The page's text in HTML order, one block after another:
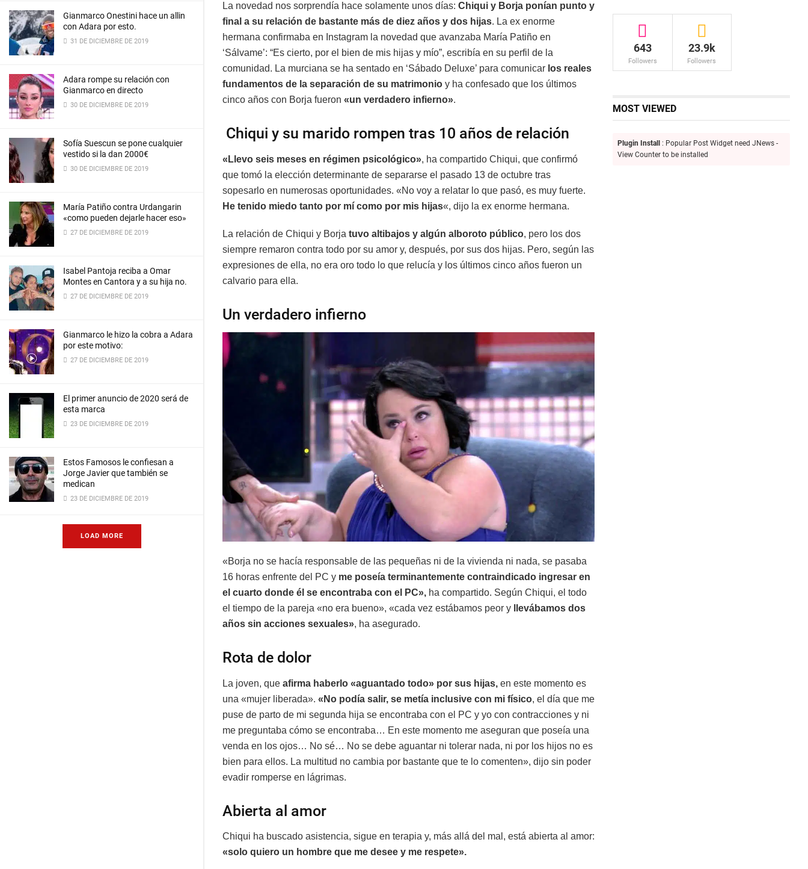
Gianmarco Onestini hace un allin
con Adara por esto.
31 DE DICIEMBRE DE 2019
Adara rompe su relación con
Gianmarco en directo
30 DE DICIEMBRE DE 2019
Sofía Suescun se pone cualquier
vestido si la dan 2000€
30 DE DICIEMBRE DE 2019
María Patiño contra Urdangarin
«como pueden dejarle hacer eso»
27 DE DICIEMBRE DE 2019
Isabel Pantoja reciba a Omar
Montes en Cantora y a su hija no.
27 DE DICIEMBRE DE 2019
Gianmarco le hizo la cobra a Adara
por este motivo:
27 DE DICIEMBRE DE 2019
El primer anuncio de 2020 será de
esta marca
23 DE DICIEMBRE DE 2019
Estos Famosos le confiesan a
Jorge Javier que también se
medican
23 DE DICIEMBRE DE 2019
LOAD MORE
La novedad nos sorprendía hace solamente unos días: Chiqui y Borja ponían punto y
final a su relación de bastante más de diez años y dos hijas. La ex enorme
hermana confirmaba en Instagram la novedad que avanzaba María Patiño en
‘Sálvame’: “Es cierto, por el bien de mis hijas y mío”, escribía en su perfil de la
comunidad. La murciana se ha sentado en ‘Sábado Deluxe’ para comunicar los reales
fundamentos de la separación de su matrimonio y ha confesado que los últimos
cinco años con Borja fueron «un verdadero infierno».
Chiqui y su marido rompen tras 10 años de relación
«Llevo seis meses en régimen psicológico», ha compartido Chiqui, que confirmó
que tomó la elección determinante de separarse el pasado 13 de octubre tras
sopesarlo en numerosas oportunidades. «No voy a relatar lo que pasó, es muy fuerte.
He tenido miedo tanto por mí como por mis hijas«, dijo la ex enorme hermana.
La relación de Chiqui y Borja tuvo altibajos y algún alboroto público, pero los dos
siempre remaron contra todo por su amor y, después, por sus dos hijas. Pero, según las
expresiones de ella, no era oro todo lo que relucía y los últimos cinco años fueron un
calvario para ella.
Un verdadero infierno
«Borja no se hacía responsable de las pequeñas ni de la vivienda ni nada, se pasaba
16 horas enfrente del PC y me poseía terminantemente contraindicado ingresar en
el cuarto donde él se encontraba con el PC», ha compartido. Según Chiqui, el todo
el tiempo de la pareja «no era bueno», «cada vez estábamos peor y llevábamos dos
años sin acciones sexuales», ha asegurado.
Rota de dolor
La joven, que afirma haberlo «aguantado todo» por sus hijas, en este momento es
una «mujer liberada». «No podía salir, se metía inclusive con mi físico, el día que me
puse de parto de mi segunda hija se encontraba con el PC y yo con contracciones y ni
me preguntaba cómo se encontraba… En este momento me aseguran que poseía una
venda en los ojos… No sé… No se debe aguantar ni tolerar nada, ni por los hijos no es
bien para ellos. La multitud no cambia por bastante que te lo comenten», dijo sin poder
evadir romperse en lágrimas.
Abierta al amor
Chiqui ha buscado asistencia, sigue en terapia y, más allá del mal, está abierta al amor:
«solo quiero un hombre que me desee y me respete».
643
Followers
23.9k
Followers
MOST VIEWED
Plugin Install
: Popular Post Widget need JNews -
View Counter to be installed